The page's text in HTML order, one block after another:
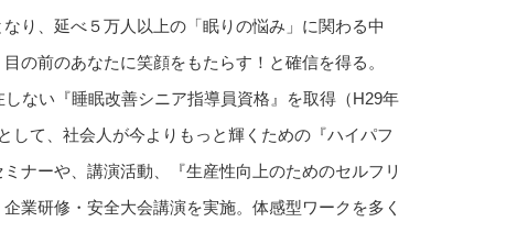
り、延べ５万人以上の「眠りの悩み」に関わる中
の前のあなたに笑顔をもたらす！と確信を得る。
ない『睡眠改善シニア指導員資格』を取得（H29年
して、社会人が今よりもっと輝くための『ハイパフ
ナーや、講演活動、『生産性向上のためのセルフリ
業研修・安全大会講演を実施。体感型ワークを多く